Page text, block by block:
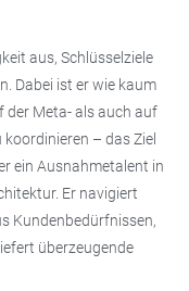
aus, Schlüsselziele
Dabei ist er wie kaum
der Meta- als auch auf
– das Ziel
ein Ausnahmetalent in
Er navigiert
Kundenbedürfnissen,
überzeugende